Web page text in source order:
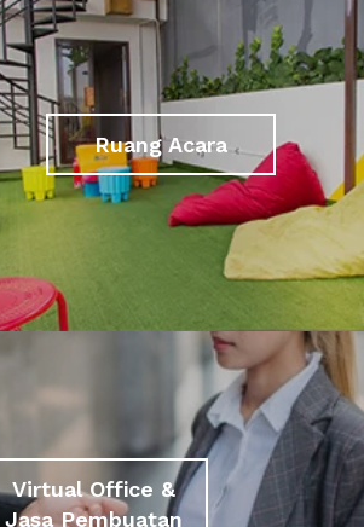
Ruang Acara
Virtual Office &
Jasa Pembuatan